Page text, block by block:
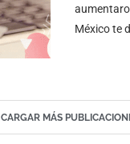
México te
CARGAR MÁS